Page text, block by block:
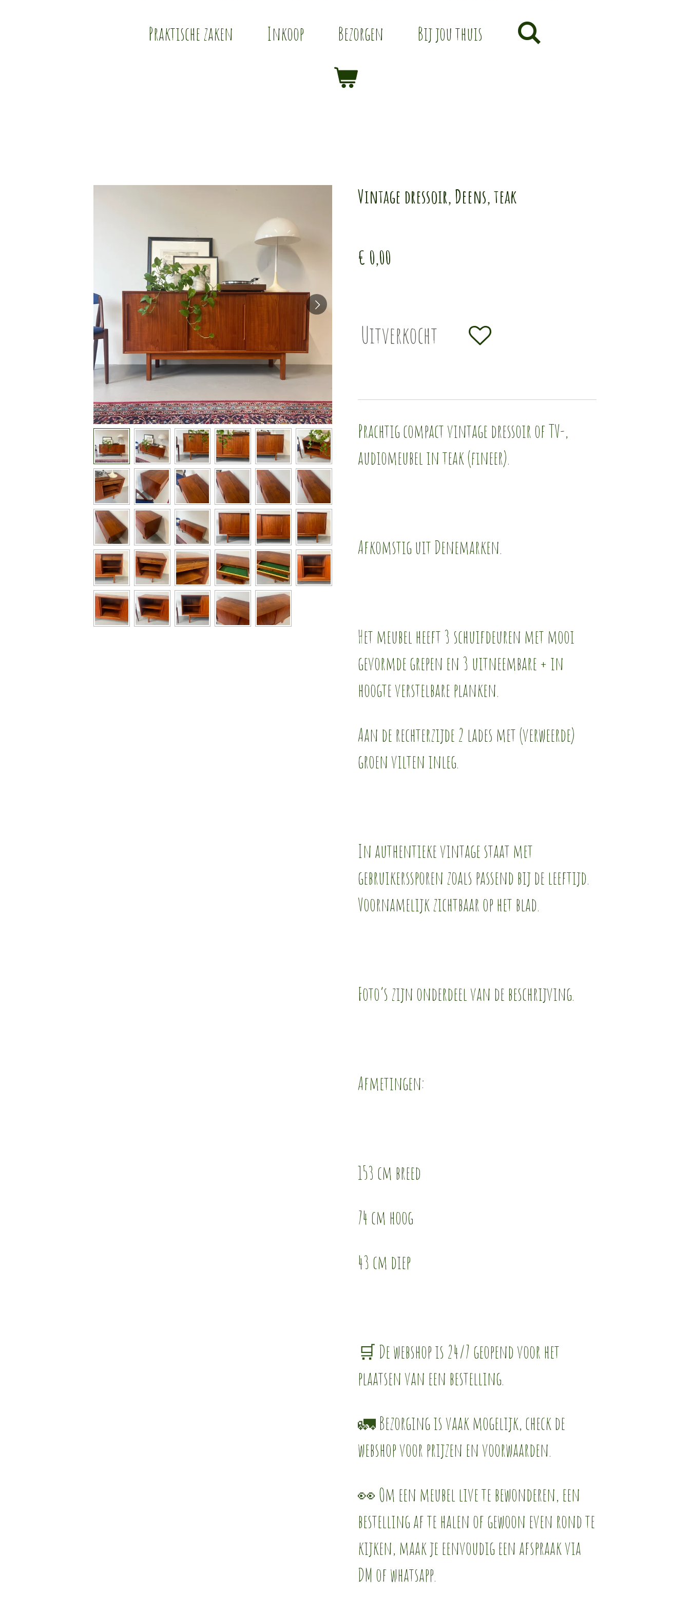
Praktische zaken
Inkoop Bezorgen Bij jou thuis
Vintage dressoir, Deens, teak
€ 0,00
Uitverkocht
Prachtig compact vintage dressoir of TV-,
audiomeubel in teak (fineer).
Afkomstig uit Denemarken.
Het meubel heeft 3 schuifdeuren met mooi
gevormde grepen en 3 uitneembare + in
hoogte verstelbare planken.
Aan de rechterzijde 2 lades met (verweerde)
groen vilten inleg.
In authentieke vintage staat met
gebruikerssporen zoals passend bij de leeftijd.
Voornamelijk zichtbaar op het blad.
Foto’s zijn onderdeel van de beschrijving.
Afmetingen:
153 cm breed
74 cm hoog
43 cm diep
🛒 De webshop is 24/7 geopend voor het
plaatsen van een bestelling.
🚛 Bezorging is vaak mogelijk, check de
webshop voor prijzen en voorwaarden.
👀 Om een meubel live te bewonderen, een
bestelling af te halen of gewoon even rond te
kijken, maak je eenvoudig een afspraak via
DM of whatsapp.